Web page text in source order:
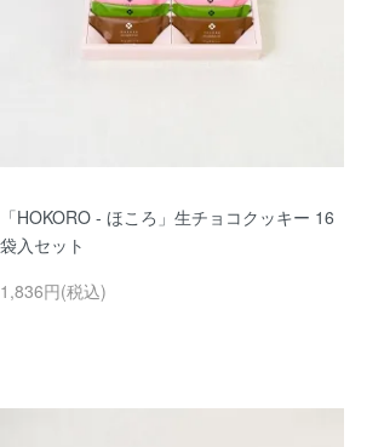
「HOKORO - ほころ」生チョコクッキー 16
袋入セット
1,836円(税込)